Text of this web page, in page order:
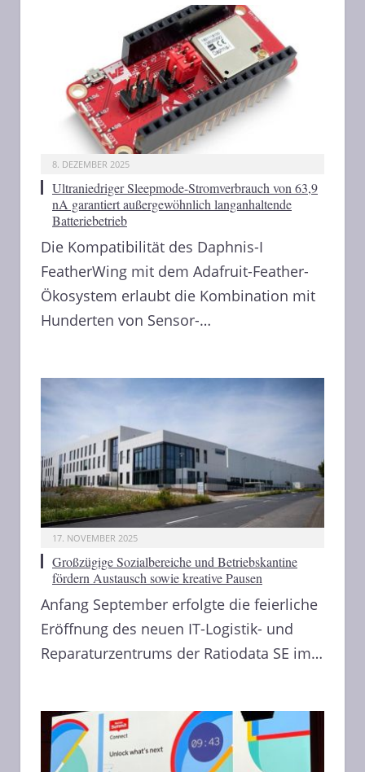
8. DEZEMBER 2025
Ultraniedriger Sleepmode-Stromverbrauch von 63,9
nA garantiert außergewöhnlich langanhaltende
Batteriebetrieb
Die Kompatibilität des Daphnis-I
FeatherWing mit dem Adafruit-Feather-
Ökosystem erlaubt die Kombination mit
Hunderten von Sensor-…
17. NOVEMBER 2025
Großzügige Sozialbereiche und Betriebskantine
fördern Austausch sowie kreative Pausen
Anfang September erfolgte die feierliche
Eröffnung des neuen IT-Logistik- und
Reparaturzentrums der Ratiodata SE im…